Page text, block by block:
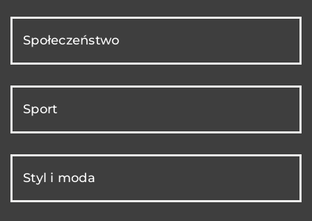
Społeczeństwo
Sport
Styl i moda